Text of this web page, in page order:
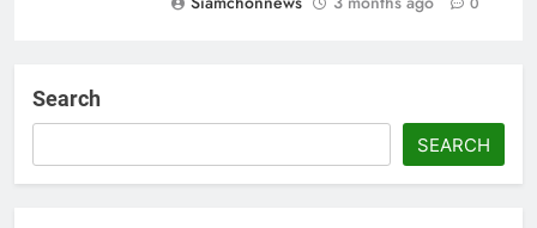
Search
SEARCH